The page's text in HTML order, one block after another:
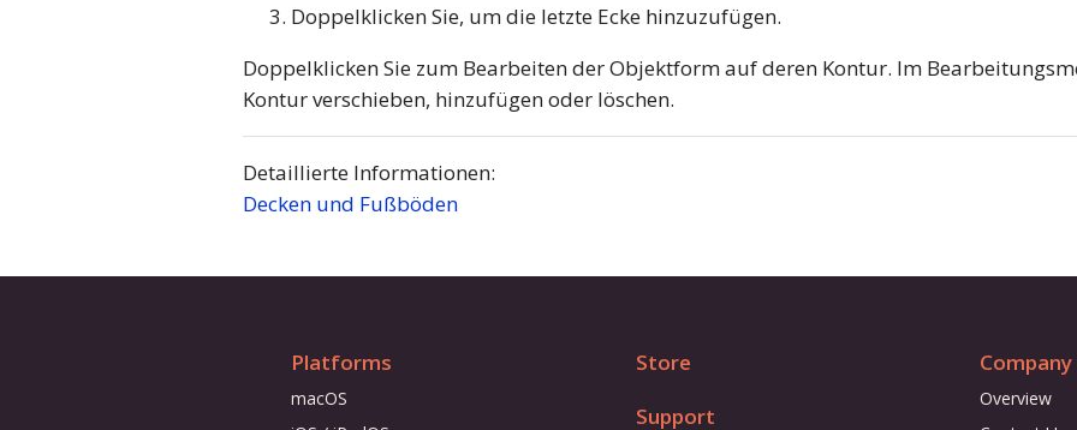
Doppelklicken Sie, um die letzte Ecke hinzuzufügen.
Doppelklicken Sie zum Bearbeiten der Objektform auf deren Kontur. Im
Kontur verschieben, hinzufügen oder löschen.
Detaillierte Informationen:
Decken und Fußböden
Platforms
macOS
Store
Support
Company
Overview